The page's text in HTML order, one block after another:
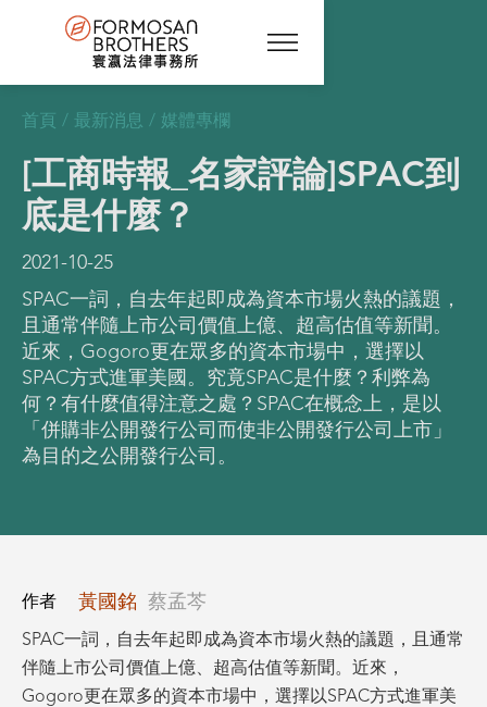
首頁 / 最新消息 / 媒體專欄
[工商時報_名家評論]SPAC到
底是什麼？
2021-10-25
SPAC一詞，自去年起即成為資本市場火熱的議題，
且通常伴隨上市公司價值上億、超高估值等新聞。
近來，Gogoro更在眾多的資本市場中，選擇以
SPAC方式進軍美國。究竟SPAC是什麼？利弊為
何？有什麼值得注意之處？SPAC在概念上，是以
「併購非公開發行公司而使非公開發行公司上市」
為目的之公開發行公司。
作者 黃國銘 蔡孟芩
SPAC一詞，自去年起即成為資本市場火熱的議題，且通常
伴隨上市公司價值上億、超高估值等新聞。近來，
Gogoro更在眾多的資本市場中，選擇以SPAC方式進軍美